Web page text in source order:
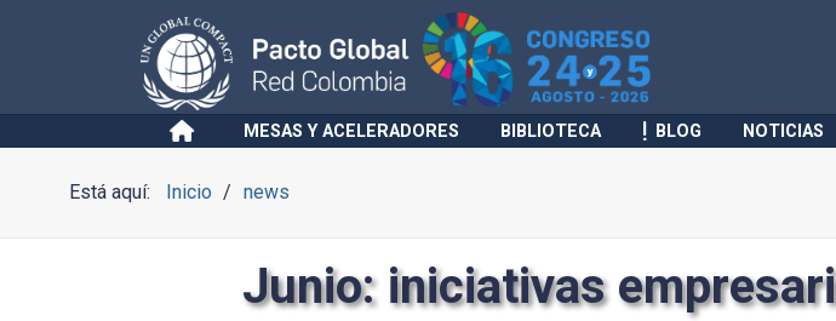
MESAS Y ACELERADORES BIBLIOTECA BLOG NOTICIAS
Está aquí: Inicio news
Junio: iniciativas